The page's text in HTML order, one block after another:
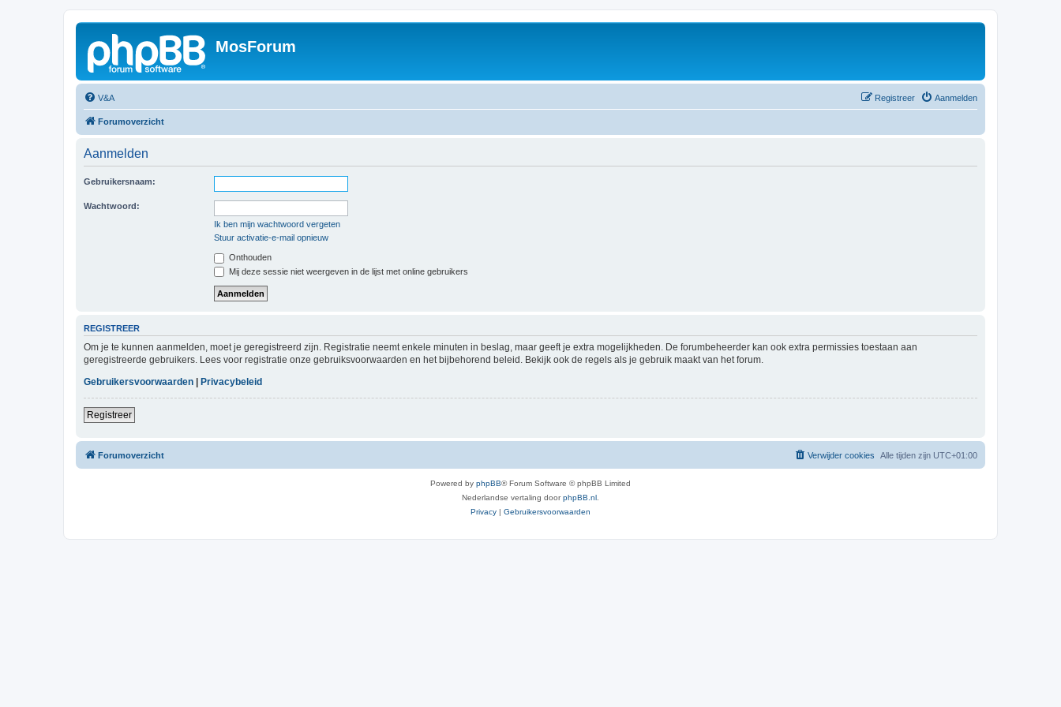
MosForum
V&A Aanmelden
Registreer
Forumoverzicht
Aanmelden
Gebruikersnaam:
Wachtwoord:
Ik ben mijn wachtwoord vergeten
Stuur activatie-e-mail opnieuw
Onthouden
Mij deze sessie niet weergeven in de lijst met online gebruikers
REGISTREER
Om je te kunnen aanmelden, moet je geregistreerd zijn. Registratie neemt enkele minuten in beslag, maar geeft je extra mogelijkheden. De forumbeheerder kan ook extra permissies toestaan aan
geregistreerde gebruikers. Lees voor registratie onze gebruiksvoorwaarden en het bijbehorend beleid. Bekijk ook de regels als je gebruik maakt van het forum.
Gebruikersvoorwaarden | Privacybeleid
Registreer
Forumoverzicht Alle tijden zijn UTC+01:00
Verwijder cookies
Powered by phpBB® Forum Software © phpBB Limited
Nederlandse vertaling doorphpBB.nl
Privacy | Gebruikersvoorwaarden